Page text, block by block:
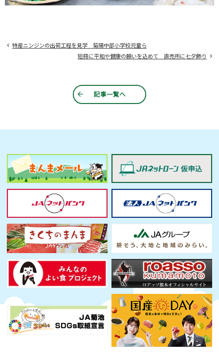
特産ニンジンの出荷工程を見学 菊陽中部小学校児童ら
短冊に平和や健康の願いを込めて 直売所に七夕飾り
記事一覧へ